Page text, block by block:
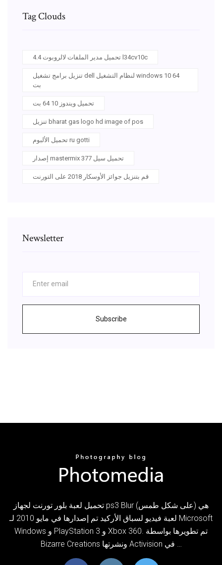
Tag Clouds
تحميل مدير الملفات لالروبوت 4.4 l34cv10c
تنزيل برامج تشغيل dell لنظام التشغيل windows 10 64
بت
تحميل ويندوز 10 64 بت
تنزيل bharat gas logo hd image of pos
تحميل الألبوم ru gotti
إصدار mastermix 377 تحميل سيل
قم بتنزيل جوائز الأوسكار 2018 على التورنت
Newsletter
Subscribe
تحميل لعبة بلور تورنت لجهاز ps3 Blur (على شكل طمس) هي
لعبة فيديو لسباق الأركيد تم إصدارها في مايو 2010 لـ Microsoft
Windows و PlayStation 3 و Xbox 360. تم تطويرها بواسطة